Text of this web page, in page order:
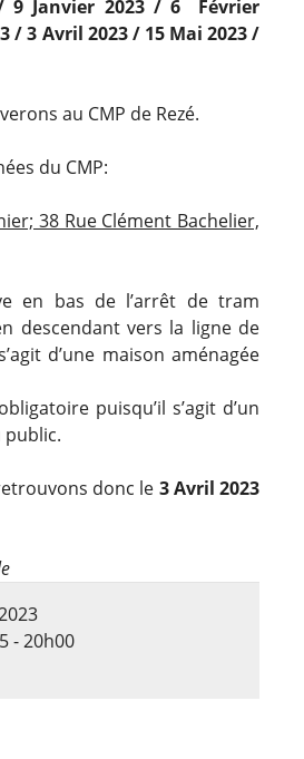
9 Janvier 2023 / 6
Février
/ 3 Avril 2023 / 15 Mai 2023 /
au CMP de Rezé.
du CMP:
38 Rue Clément Bachelier,
en bas de l’arrêt de tram
descendant vers la ligne de
d’une maison aménagée
puisqu’il s’agit d’un
public.
donc le 3Avril 2023
- 20h00